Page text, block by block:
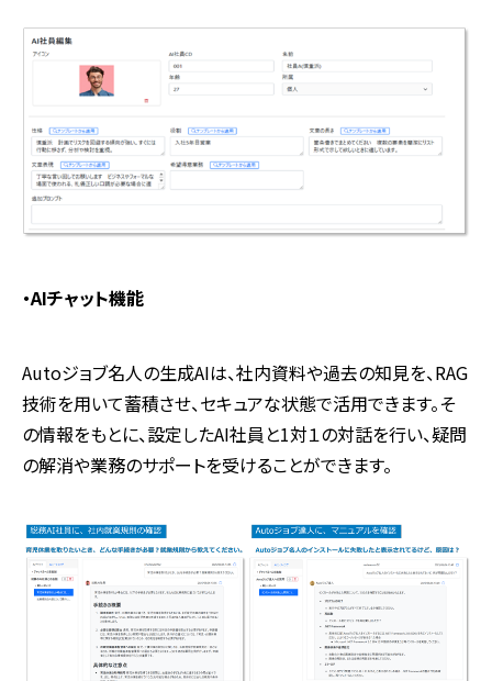
・AIチャット機能
Autoジョブ名人の生成AIは、社内資料や過去の知見を、RAG
技術を用いて蓄積させ、セキュアな状態で活用できます。そ
の情報をもとに、設定したAI社員と1対１の対話を行い、疑問
の解消や業務のサポートを受けることができます。